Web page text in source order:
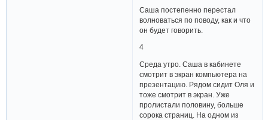
Саша постепенно перестал
волноваться по поводу, как и что
он будет говорить.
4
Среда утро. Саша в кабинете
смотрит в экран компьютера на
презентацию. Рядом сидит Оля и
тоже смотрит в экран. Уже
пролистали половину, больше
сорока страниц. На одном из